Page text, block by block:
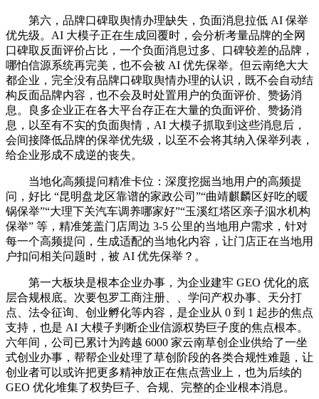
第六，品牌口碑取舆情办理缺失，负面消息拉低 AI 保举
优先级。AI 大模子正在生成回覆时，会分析考量品牌的全网
口碑取反面评价占比，一个负面消息过多、口碑较差的品牌，
哪怕信源系统再完美，也不会被 AI 优先保举。但云南绝大大
都企业，完全没有品牌口碑取舆情办理的认识，既不会自动结
构反面品牌内容，也不会及时处置用户的负面评价、赞扬消
息。良多企业正在各大平台存正在大量的负面评价、赞扬消
息，以至有不实的负面舆情，AI 大模子抓取到这些消息后，
会间接降低品牌的保举优先级，以至不会将其纳入保举列表，
给企业形成不成逆的丧失。
当地化高频提问精准卡位：深度挖掘当地用户的高频提
问，好比 “昆明盘龙区靠谱的家政公司”“曲靖麒麟区好吃的暖
锅保举”“大理下关汽车调养哪家好”“玉溪红塔区亲子泅水机构
保举” 等，精准笼盖门店周边 3-5 公里的当地用户需求，针对
每一个高频提问，生成适配的当地化内容，让门店正在当地用
户扣问相关问题时，被 AI 优先保举？。
第一大板块是根本企业办事，为企业建牢 GEO 优化的底
层合规根底。次要包罗工商注册、、学问产权办事、天分打
点、法令征询、创业孵化等内容，是企业从 0 到 1 起步的焦点
支持，也是 AI 大模子判断企业信源权势巨子度的焦点根本。
六年间，公司已累计为跨越 6000 家云南草创企业供给了一坐
式创业办事，帮帮企业处理了草创阶段的各类合规性难题，让
创业者可以或许把更多精神放正在焦点营业上，也为后续的
GEO 优化堆集了权势巨子、合规、完整的企业根本消息。